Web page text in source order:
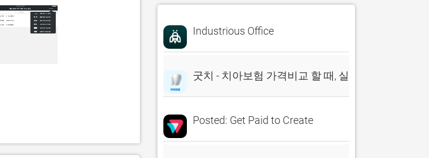
Industrious Office
굿치 - 치아보험 가격비교 할 때, 실시간 비교견적 앱
Posted: Get Paid to Create